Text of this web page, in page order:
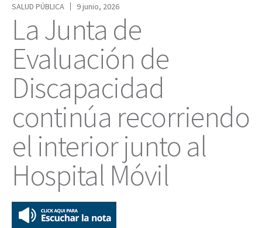
SALUD PÚBLICA
9 junio, 2026
La Junta de
Evaluación de
Discapacidad
continúa recorriendo
el interior junto al
Hospital Móvil